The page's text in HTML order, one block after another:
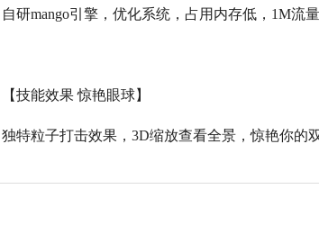
自研mango引擎，优化系统，占用内存低， 1M流
【技能效果 惊艳眼球】
独特粒子打击效果，3D缩放查看全景，惊艳你的